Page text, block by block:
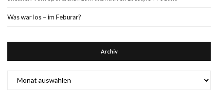
Was war los – im Feburar?
Archiv